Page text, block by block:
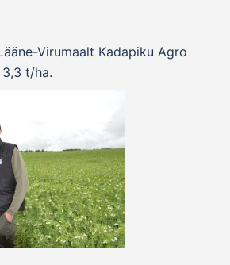
Virumaalt Kadapiku Agro
3,3 t/ha.